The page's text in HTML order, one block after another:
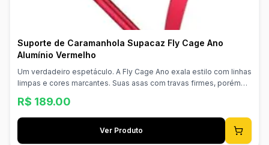
Suporte de Caramanhola Supacaz Fly Cage Ano
Alumínio Vermelho
Um verdadeiro espetáculo. A Fly Cage Ano exala estilo com linhas
limpas e cores marcantes. Suas asas com travas firmes, porém
acessíveis, ultraleves e com acabamento deslumbrante fazem
desta obra-prima em alumínio 100% anodizado o nosso suporte
mais vendido. 100% Alumínio Anodizado Asas com Trava Firme
Aprovado para Estrada/MTB Superleve e Durável Material:
Alumínio Peso: 18g
R$ 189.00
Ver Produto